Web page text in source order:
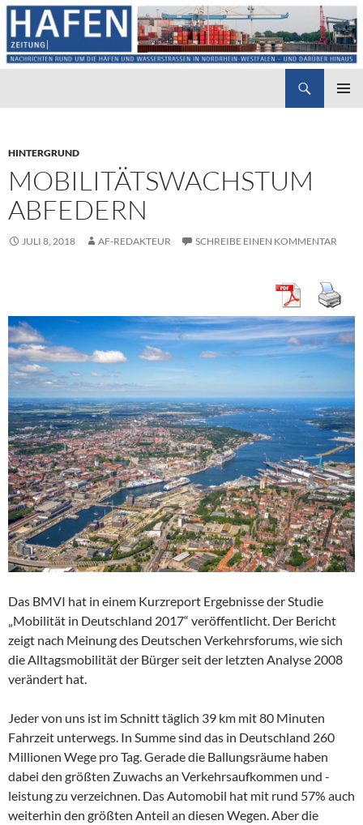
HINTERGRUND
MOBILITÄTSWACHSTUM
ABFEDERN
JULI 8, 2018 AF-REDAKTEUR SCHREIBE EINEN KOMMENTAR
Das BMVI hat in einem Kurzreport Ergebnisse der Studie
„Mobilität in Deutschland 2017“ veröffentlicht. Der Bericht
zeigt nach Meinung des Deutschen Verkehrsforums, wie sich
die Alltagsmobilität der Bürger seit der letzten Analyse 2008
verändert hat.
Jeder von uns ist im Schnitt täglich 39 km mit 80 Minuten
Fahrzeit unterwegs. In Summe sind das in Deutschland 260
Millionen Wege pro Tag. Gerade die Ballungsräume haben
dabei den größten Zuwachs an Verkehrsaufkommen und -
leistung zu verzeichnen. Das Automobil hat mit rund 57% auch
weiterhin den größten Anteil an diesen Wegen. Aber die